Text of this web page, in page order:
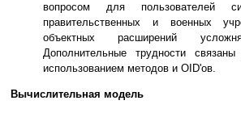
вопросом для пользователей
правительственных и военных
объектных расширений
Дополнительные трудности
использованием методов и OID'ов.
Вычислительная модель